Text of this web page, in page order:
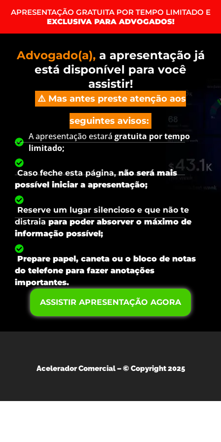
APRESENTAÇÃO GRATUITA POR TEMPO LIMITADO E
EXCLUSIVA PARA ADVOGADOS!
Advogado(a),a apresentação já
está disponível para você
assistir!
⚠️ Mas antes preste atenção aos
seguintes avisos:
A apresentação estará gratuita por tempo
limitado;
Caso feche esta página,não será mais
possível iniciar a apresentação;
Reserve um lugar silencioso e que não te
distraia para poder absorver o máximo de
informação possível;
Prepare papel, caneta ou o bloco de notas
do telefone para fazer anotações
importantes.
ASSISTIR APRESENTAÇÃO AGORA
Acelerador Comercial –© Copyright 2025